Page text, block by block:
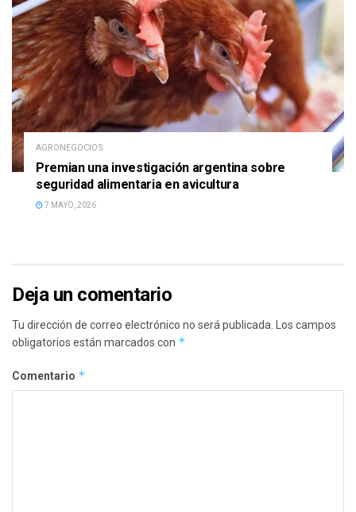
AGRONEGOCIOS
Premian una investigación argentina sobre
seguridad alimentaria en avicultura
7 MAYO, 2026
Deja un comentario
Tu dirección de correo electrónico no será publicada. Los campos
obligatorios están marcados con *
Comentario *